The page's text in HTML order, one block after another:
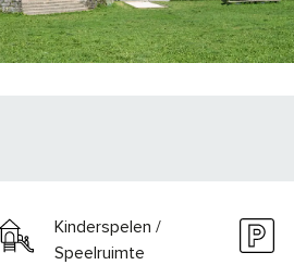
Kinderspelen /
Speelruimte